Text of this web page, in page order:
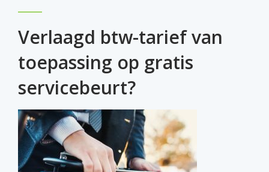
Verlaagd btw-tarief van
toepassing op gratis
servicebeurt?